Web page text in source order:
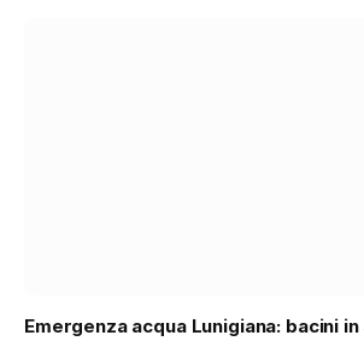
Emergenza acqua Lunigiana: bacini